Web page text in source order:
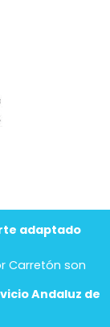
adaptado
Carretón son
Andaluz de